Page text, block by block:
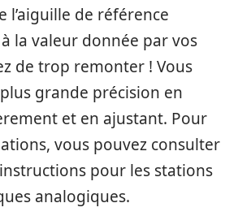
l’aiguille de référence
la valeur donnée par vos
de trop remonter ! Vous
grande précision en
et en ajustant. Pour
vous pouvez consulter
pour les stations
analogiques.